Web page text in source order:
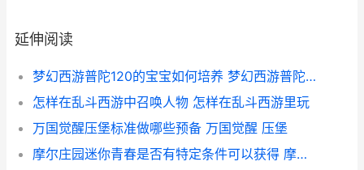
延伸阅读
梦幻西游普陀120的宝宝如何培养 梦幻西游普陀129厉害吗
怎样在乱斗西游中召唤人物 怎样在乱斗西游里玩
万国觉醒压堡标准做哪些预备 万国觉醒 压堡
摩尔庄园迷你青春是否有特定条件可以获得 摩尔庄园迷你青春摩托车